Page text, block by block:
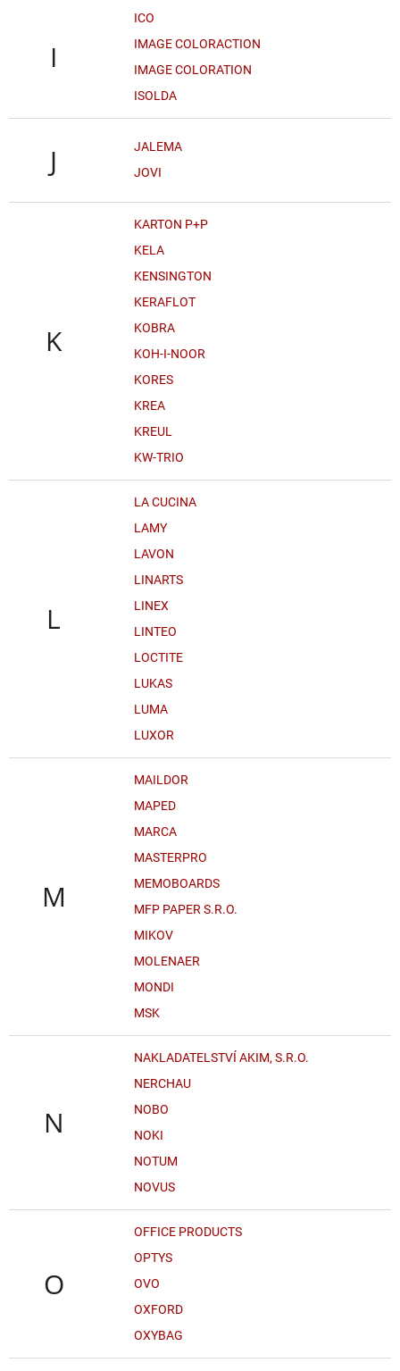
I
ICO
IMAGE COLORACTION
IMAGE COLORATION
ISOLDA
J
JALEMA
JOVI
K
KARTON P+P
KELA
KENSINGTON
KERAFLOT
KOBRA
KOH-I-NOOR
KORES
KREA
KREUL
KW-TRIO
L
LA CUCINA
LAMY
LAVON
LINARTS
LINEX
LINTEO
LOCTITE
LUKAS
LUMA
LUXOR
M
MAILDOR
MAPED
MARCA
MASTERPRO
MEMOBOARDS
MFP PAPER S.R.O.
MIKOV
MOLENAER
MONDI
MSK
N
NAKLADATELSTVÍ AKIM, S.R.O.
NERCHAU
NOBO
NOKI
NOTUM
NOVUS
O
OFFICE PRODUCTS
OPTYS
OVO
OXFORD
OXYBAG